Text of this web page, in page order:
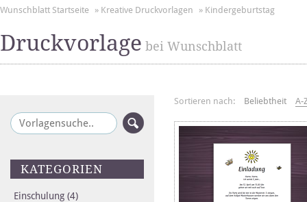
Wunschblatt Startseite » Kreative Druckvorlagen » Kindergeburtstag
Druckvorlage bei Wunschblatt
KATEGORIEN
Einschulung (4)
Sortieren nach: Beliebtheit A-